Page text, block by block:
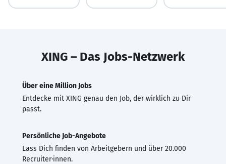
XING – Das Jobs-Netzwerk
Über eine Million Jobs
Entdecke mit XING genau den Job, der wirklich zu Dir
passt.
Persönliche Job-Angebote
Lass Dich finden von Arbeitgebern und über 20.000
Recruiter·innen.